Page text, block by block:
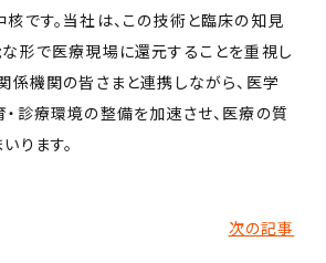
です。当社は、この技術と臨床の知見
形で医療現場に還元することを重視し
係機関の皆さまと連携しながら、医学
診療環境の整備を加速させ、医療の質
ります。
次の記事